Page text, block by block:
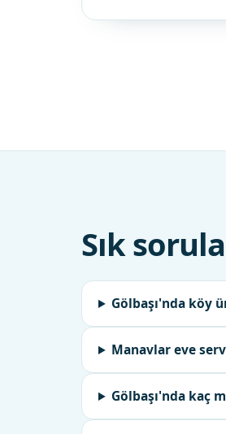
Sık
Gölbaşı'nda köy
Manavlar eve
Gölbaşı'nda kaç